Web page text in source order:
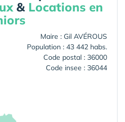
& Locations en
Maire : Gil AVÉROUS
Population : 43 442 habs.
Code postal : 36000
Code insee : 36044